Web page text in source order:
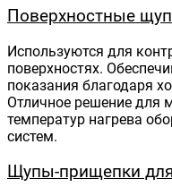
Поверхностные
Используются для
поверхностях.
показания благодаря
Отличное решение для
температур нагрева
систем.
Щупы-прищепки